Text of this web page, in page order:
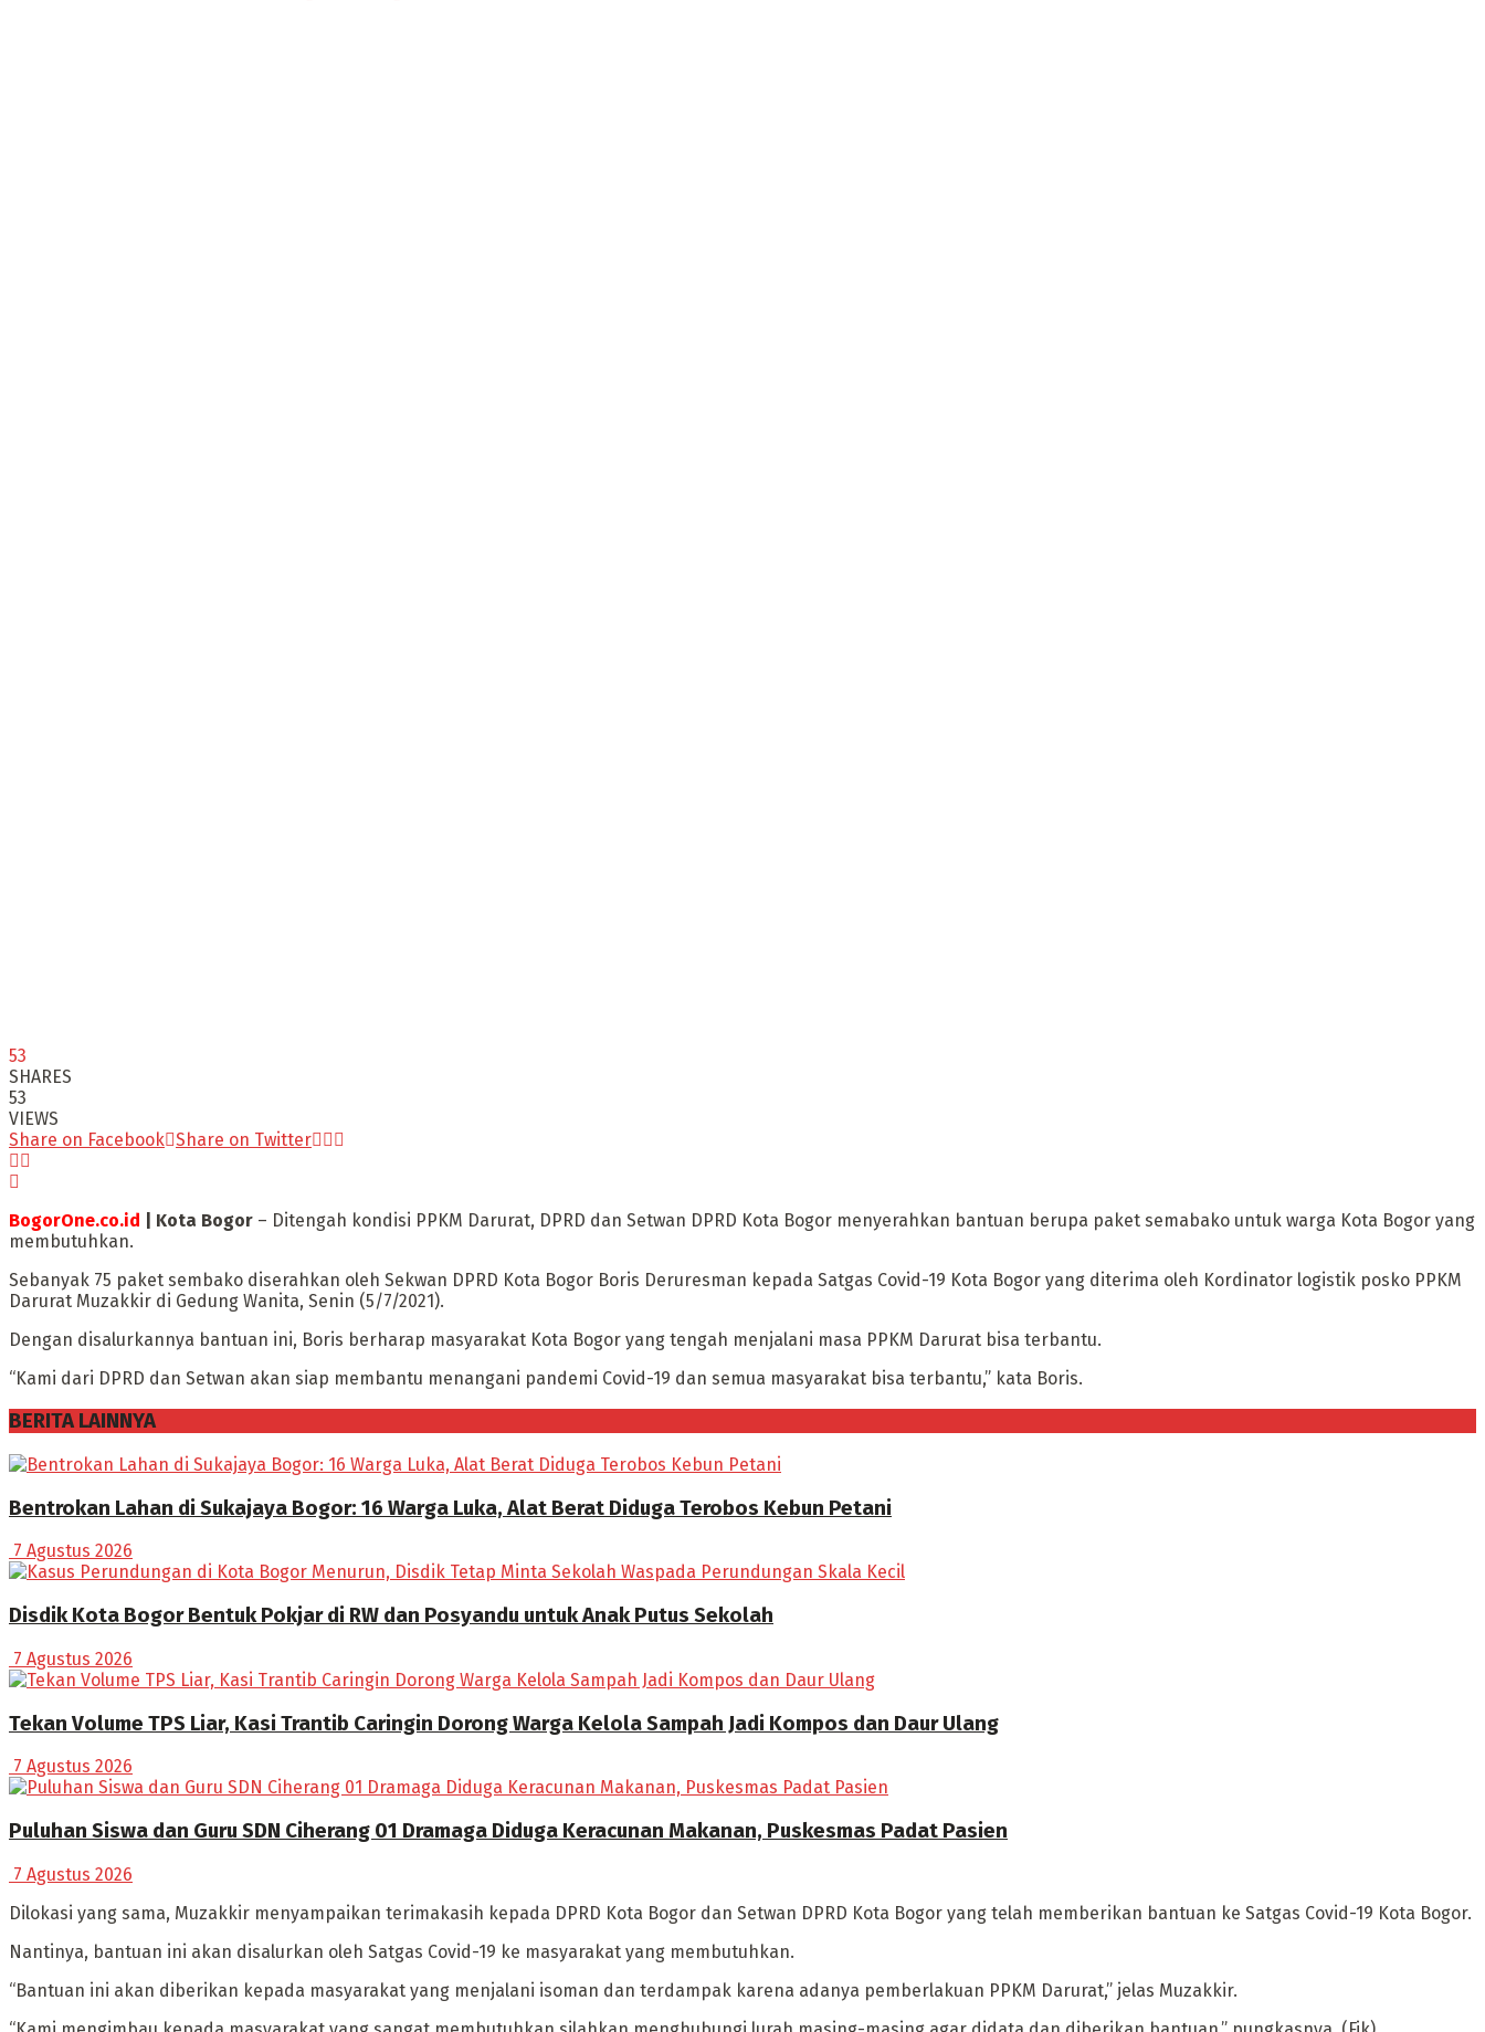
53
SHARES
53
VIEWS
Share on Facebook Share on Twitter
BogorOne.co.id | Kota Bogor – Ditengah kondisi PPKM Darurat, DPRD dan Setwan DPRD Kota Bogor menyerahkan bantuan berupa paket semabako untuk warga Kota Bogor yang
membutuhkan.
Sebanyak 75 paket sembako diserahkan oleh Sekwan DPRD Kota Bogor Boris Deruresman kepada Satgas Covid-19 Kota Bogor yang diterima oleh Kordinator logistik posko PPKM
Darurat Muzakkir di Gedung Wanita, Senin (5/7/2021).
Dengan disalurkannya bantuan ini, Boris berharap masyarakat Kota Bogor yang tengah menjalani masa PPKM Darurat bisa terbantu.
“Kami dari DPRD dan Setwan akan siap membantu menangani pandemi Covid-19 dan semua masyarakat bisa terbantu,” kata Boris.
BERITA LAINNYA
Bentrokan Lahan di Sukajaya Bogor: 16 Warga Luka, Alat Berat Diduga Terobos Kebun Petani
7 Agustus 2026
Disdik Kota Bogor Bentuk Pokjar di RW dan Posyandu untuk Anak Putus Sekolah
7 Agustus 2026
Tekan Volume TPS Liar, Kasi Trantib Caringin Dorong Warga Kelola Sampah Jadi Kompos dan Daur Ulang
7 Agustus 2026
Puluhan Siswa dan Guru SDN Ciherang 01 Dramaga Diduga Keracunan Makanan, Puskesmas Padat Pasien
7 Agustus 2026
Dilokasi yang sama, Muzakkir menyampaikan terimakasih kepada DPRD Kota Bogor dan Setwan DPRD Kota Bogor yang telah memberikan bantuan ke Satgas Covid-19 Kota Bogor.
Nantinya, bantuan ini akan disalurkan oleh Satgas Covid-19 ke masyarakat yang membutuhkan.
“Bantuan ini akan diberikan kepada masyarakat yang menjalani isoman dan terdampak karena adanya pemberlakuan PPKM Darurat,” jelas Muzakkir.